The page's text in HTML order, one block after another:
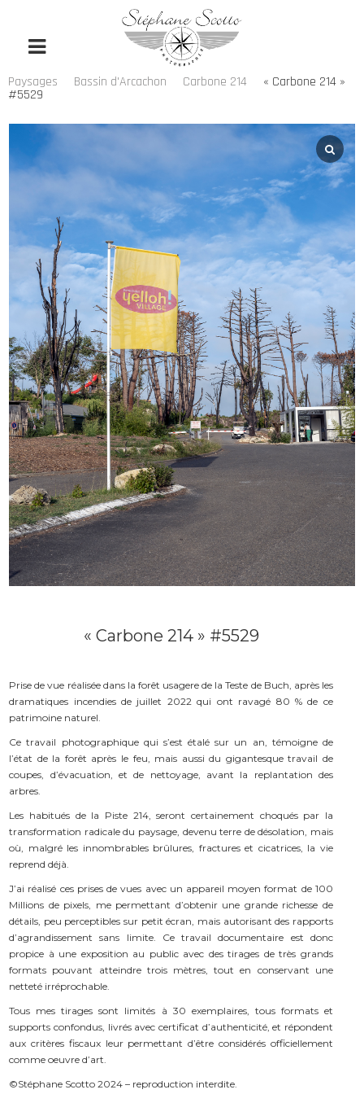
Paysages Bassin d'Arcachon Carbone 214 « Carbone 214 »
#5529
« Carbone 214 » #5529
Prise de vue réalisée dans la forêt usagere de la Teste de Buch, après les
dramatiques incendies de juillet 2022 qui ont ravagé 80 % de ce
patrimoine naturel.
Ce travail photographique qui s’est étalé sur un an, témoigne de
l’état de la forêt après le feu, mais aussi du gigantesque travail de
coupes, d’évacuation, et de nettoyage, avant la replantation des
arbres.
Les habitués de la Piste 214, seront certainement choqués par la
transformation radicale du paysage, devenu terre de désolation, mais
où, malgré les innombrables brûlures, fractures et cicatrices, la vie
reprend déjà.
J’ai réalisé ces prises de vues avec un appareil moyen format de 100
Millions de pixels, me permettant d’obtenir une grande richesse de
détails, peu perceptibles sur petit écran, mais autorisant des rapports
d’agrandissement sans limite. Ce travail documentaire est donc
propice à une exposition au public avec des tirages de très grands
formats pouvant atteindre trois mètres, tout en conservant une
netteté irréprochable.
Tous mes tirages sont limités à 30 exemplaires, tous formats et
supports confondus, livrés avec certificat d’authenticité, et répondent
aux critères fiscaux leur permettant d’être considérés officiellement
comme oeuvre d’art.
©Stéphane Scotto 2024 – reproduction interdite.